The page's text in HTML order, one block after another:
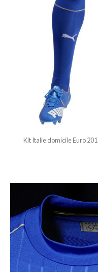
Kit Italie domicile Euro